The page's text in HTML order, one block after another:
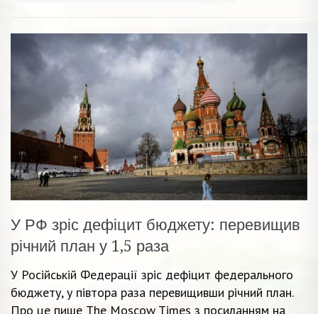
У РФ зріс дефіцит бюджету: перевищив
річний план у 1,5 раза
У Російській Федерації зріс дефіцит федерального
бюджету, у півтора раза перевищивши річний план.
Про це пише The Moscow Times з посиланням на